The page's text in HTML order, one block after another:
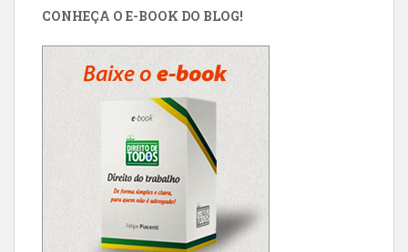
CONHEÇA O E-BOOK DO BLOG!